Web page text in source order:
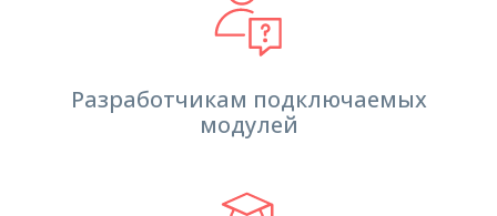
Разработчикам подключаемых
модулей